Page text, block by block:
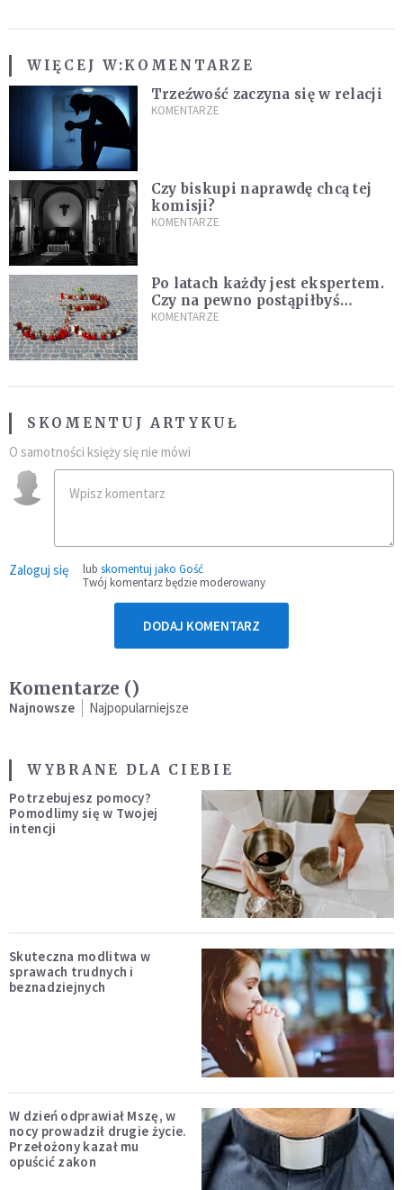
WIĘCEJ W:KOMENTARZE
Trzeźwość zaczyna się w relacji
KOMENTARZE
Czy biskupi naprawdę chcą tej
komisji?
KOMENTARZE
Po latach każdy jest ekspertem.
Czy na pewno postąpiłbyś
inaczej?
KOMENTARZE
SKOMENTUJ ARTYKUŁ
O samotności księży się nie mówi
Zaloguj się lub skomentuj jako Gość
Twój komentarz będzie moderowany
DODAJ KOMENTARZ
Komentarze ()
Najnowsze Najpopularniejsze
WYBRANE DLA CIEBIE
Potrzebujesz pomocy?
Pomodlimy się w Twojej
intencji
Skuteczna modlitwa w
sprawach trudnych i
beznadziejnych
W dzień odprawiał Mszę, w
nocy prowadził drugie życie.
Przełożony kazał mu
opuścić zakon